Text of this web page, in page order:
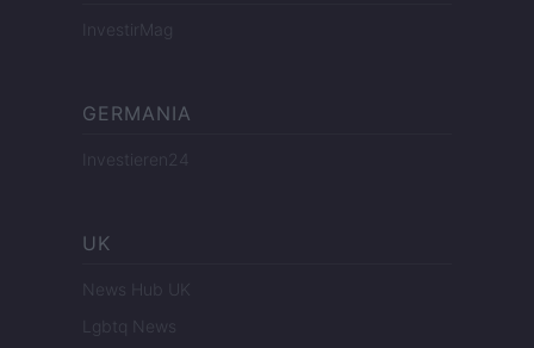
InvestirMag
GERMANIA
Investieren24
UK
News Hub UK
Lgbtq News